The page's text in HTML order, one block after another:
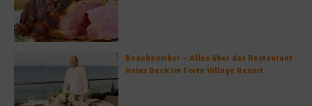
Beachcomber – Alles über das Restaurant
Heinz Beck im Forte Village Resort